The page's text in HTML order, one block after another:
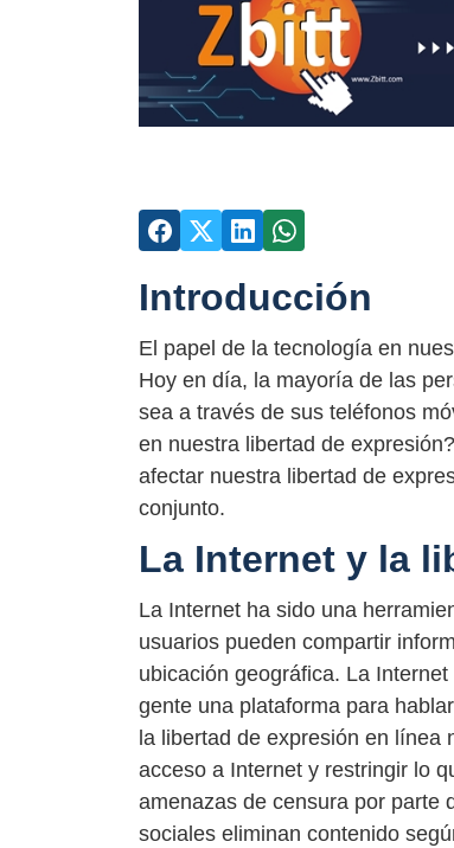
Introducción
El papel de la tecnología en
Hoy en día, la mayoría de las
sea a través de sus teléfonos
en nuestra libertad de
afectar nuestra libertad de
conjunto.
La Internet y la
La Internet ha sido una
usuarios pueden compartir
ubicación geográfica. La
gente una plataforma para
la libertad de expresión en línea
acceso a Internet y restringir lo
amenazas de censura por parte
sociales eliminan contenido